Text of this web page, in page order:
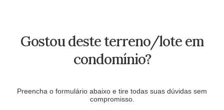
Gostou deste terreno/lote em
condomínio?
Preencha o formulário abaixo e tire todas suas dúvidas sem
compromisso.